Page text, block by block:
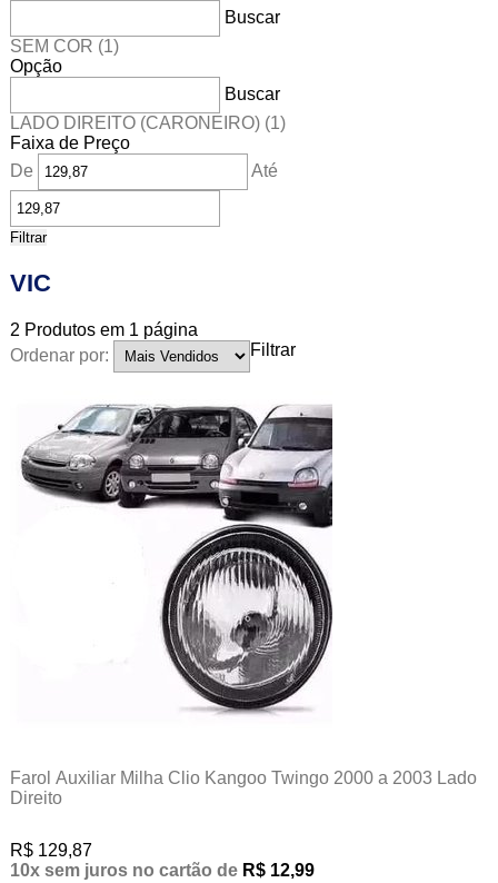
Buscar
SEM COR (1)
Opção
Buscar
LADO DIREITO (CARONEIRO) (1)
Faixa de Preço
De
Até
Filtrar
VIC
2 Produtos em 1 página
Ordenar por:
Filtrar
Farol Auxiliar Milha Clio Kangoo Twingo 2000 a 2003 Lado
Direito
R$ 129,87
10x sem juros no cartão de R$ 12,99